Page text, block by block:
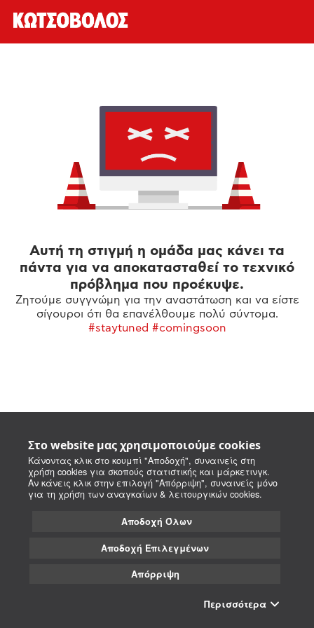
Στο website μας χρησιμοποιούμε cookies
Κάνοντας κλικ στο κουμπί "Αποδοχή", συναινείς στη
χρήση cookies για σκοπούς στατιστικής και μάρκετινγκ.
Αν κάνεις κλικ στην επιλογή "Απόρριψη", συναινείς μόνο
για τη χρήση των αναγκαίων & λειτουργικών cookies.
Αποδοχή Όλων
Αποδοχή Επιλεγμένων
Απόρριψη
Περισσότερα
Αυτή τη στιγμή η ομάδα μας κάνει τα
πάντα για να αποκατασταθεί το τεχνικό
πρόβλημα που προέκυψε.
Ζητούμε συγγνώμη για την αναστάτωση και να είστε
σίγουροι ότι θα επανέλθουμε πολύ σύντομα.
#staytuned #comingsoon